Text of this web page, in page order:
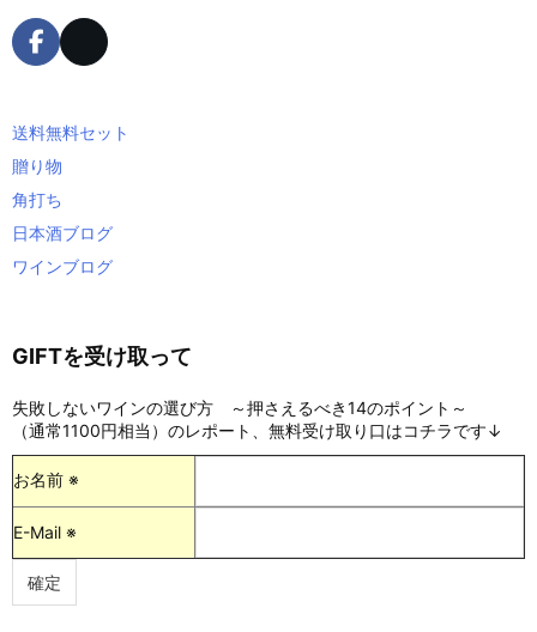
送料無料セット
贈り物
角打ち
日本酒ブログ
ワインブログ
GIFTを受け取って
失敗しないワインの選び方 ～押さえるべき14のポイント～
（通常1100円相当）のレポート、無料受け取り口はコチラです↓
お名前 ※
E-Mail ※